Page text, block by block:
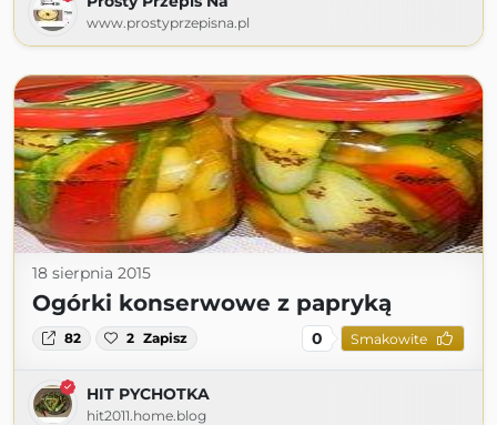
www.prostyprzepisna.pl
18 sierpnia 2015
Ogórki konserwowe z papryką
82 2 Zapisz 0 Smakowite
HIT PYCHOTKA
hit2011.home.blog